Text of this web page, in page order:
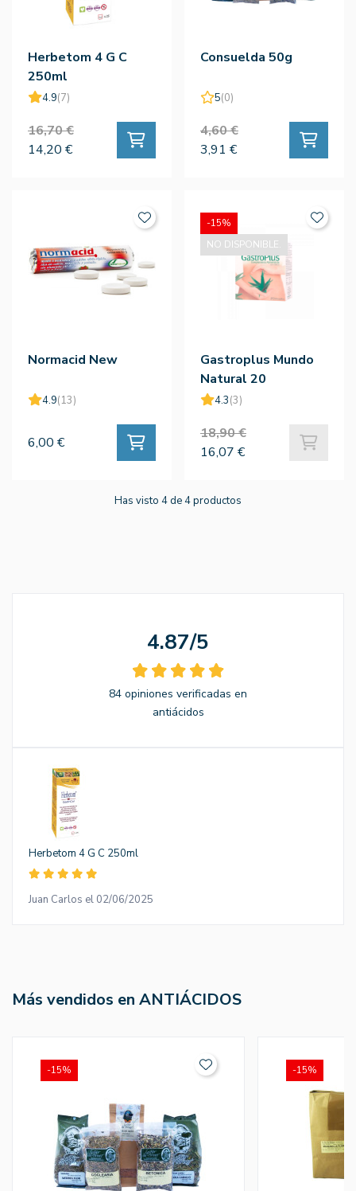
Herbetom 4 G C
250ml
4.9(7)
16,70 €
14,20 €
Consuelda 50g
5(0)
4,60 €
3,91 €
Normacid New
4.9(13)
6,00 €
Gastroplus Mundo
Natural 20
Ampollas
4.3(3)
18,90 €
16,07 €
-15%
NO DISPONIBLE.
Has visto 4 de 4 productos
4.87/5
84 opiniones verificadas en
antiácidos
Herbetom 4 G C 250ml
Juan Carlos el 02/06/2025
Más vendidos en ANTIÁCIDOS
-15% -15%